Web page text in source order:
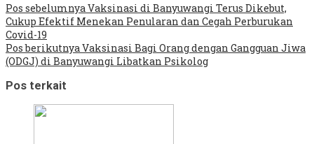
Pos sebelumnyaVaksinasi di Banyuwangi Terus Dikebut,
Cukup Efektif Menekan Penularan dan Cegah Perburukan
Covid-19
Pos berikutnyaVaksinasi Bagi Orang dengan Gangguan Jiwa
(ODGJ) di Banyuwangi Libatkan Psikolog
Pos terkait